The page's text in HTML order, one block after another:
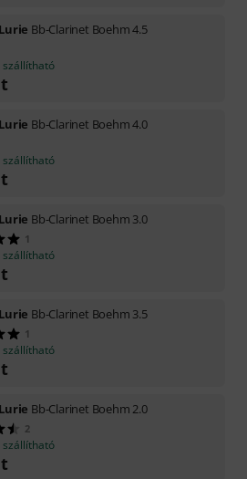
Bb-Clarinet Boehm 4.5
szállítható
Bb-Clarinet Boehm 4.0
szállítható
Bb-Clarinet Boehm 3.0
1
szállítható
Bb-Clarinet Boehm 3.5
1
szállítható
Bb-Clarinet Boehm 2.0
2
szállítható